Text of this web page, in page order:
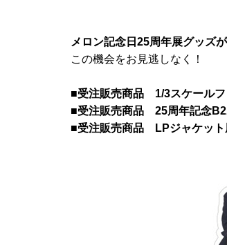
メロン記念日25周年展グッズ
この機会をお見逃しなく！
■受注販売商品 1/3スケールフ
■受注販売商品 25周年記念B2
■受注販売商品 LPジャケット